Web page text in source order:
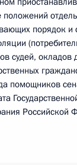
положений
порядок и
судей, окладов
помощников
Российской